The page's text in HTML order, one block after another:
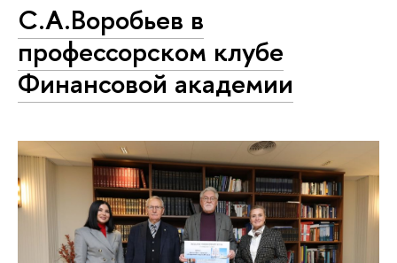
C.А.Воробьев в
профессорском клубе
Финансовой академии